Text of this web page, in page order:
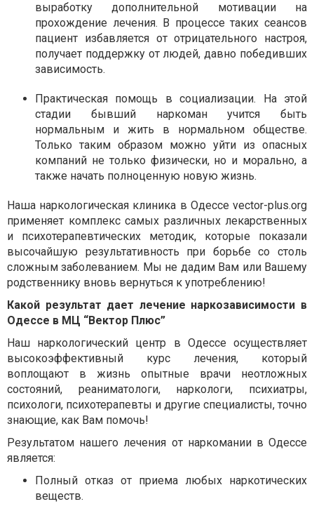
выработку дополнительной мотивации на
прохождение лечения. В процессе таких сеансов
пациент избавляется от отрицательного настроя,
получает поддержку от людей, давно победивших
зависимость.
Практическая помощь в социализации. На этой
стадии бывший наркоман учится быть
нормальным и жить в нормальном обществе.
Только таким образом можно уйти из опасных
компаний не только физически, но и морально, а
также начать полноценную новую жизнь.
Наша наркологическая клиника в Одессе vector-plus.org
применяет комплекс самых различных лекарственных
и психотерапевтических методик, которые показали
высочайшую результативность при борьбе со столь
сложным заболеванием. Мы не дадим Вам или Вашему
родственнику вновь вернуться к употреблению!
Какой результат дает лечение наркозависимости в
Одессе в МЦ “Вектор Плюс”
Наш наркологический центр в Одессе осуществляет
высокоэффективный курс лечения, который
воплощают в жизнь опытные врачи неотложных
состояний, реаниматологи, наркологи, психиатры,
психологи, психотерапевты и другие специалисты, точно
знающие, как Вам помочь!
Результатом нашего лечения от наркомании в Одессе
является:
Полный отказ от приема любых наркотических
веществ.